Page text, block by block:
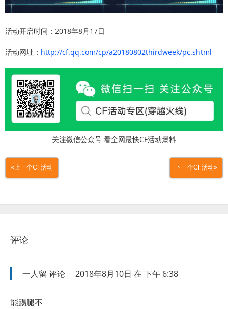
活动开启时间：2018年8月17日
活动网址： http://cf.qq.com/cp/a20180802thirdweek/pc.shtml
关注微信公众号 看全网最快CF活动爆料
«上一个CF活动 下一个CF活动»
评论
一人留 评论 2018年8月10日 在 下午 6:38
能踢腿不